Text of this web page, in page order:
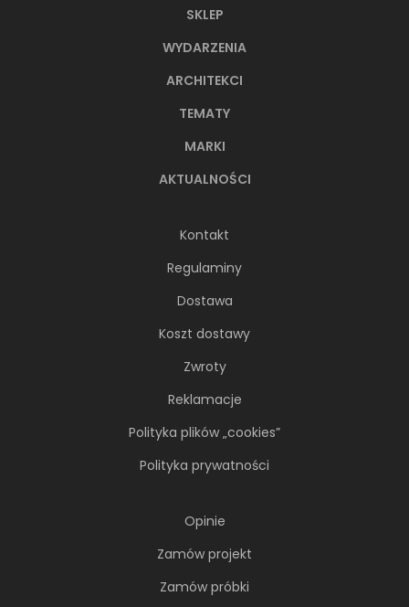
SKLEP
WYDARZENIA
ARCHITEKCI
TEMATY
MARKI
AKTUALNOŚCI
Kontakt
Regulaminy
Dostawa
Koszt dostawy
Zwroty
Reklamacje
Polityka plików „cookies”
Polityka prywatności
Opinie
Zamów projekt
Zamów próbki